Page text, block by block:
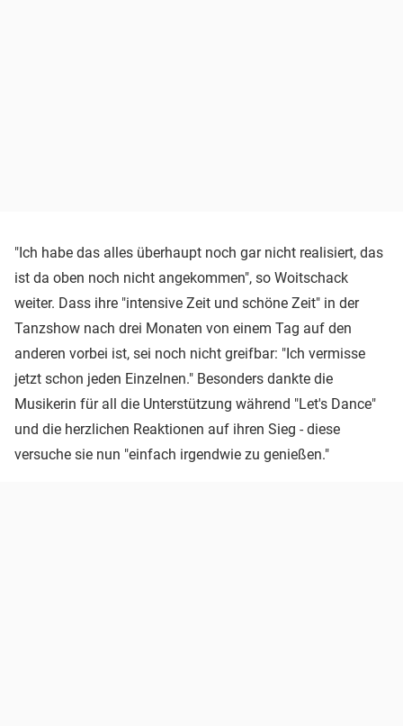
"Ich habe das alles überhaupt noch gar nicht realisiert, das
ist da oben noch nicht angekommen", so Woitschack
weiter. Dass ihre "intensive Zeit und schöne Zeit" in der
Tanzshow nach drei Monaten von einem Tag auf den
anderen vorbei ist, sei noch nicht greifbar: "Ich vermisse
jetzt schon jeden Einzelnen." Besonders dankte die
Musikerin für all die Unterstützung während "Let's Dance"
und die herzlichen Reaktionen auf ihren Sieg - diese
versuche sie nun "einfach irgendwie zu genießen."